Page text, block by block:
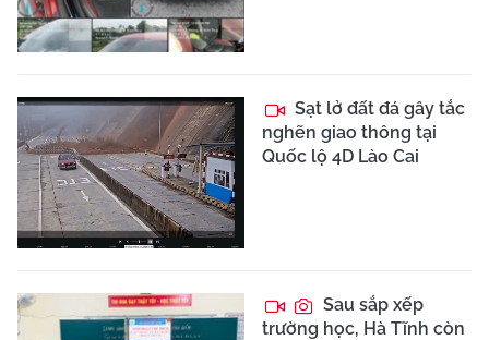
Sạt lở đất đá gây tắc
nghẽn giao thông tại
Quốc lộ 4D Lào Cai
Sau sắp xếp
trường học, Hà Tĩnh còn